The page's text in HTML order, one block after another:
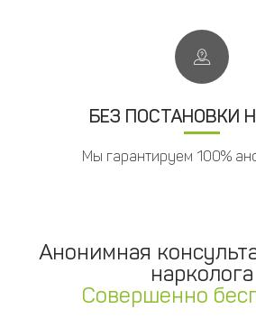
БЕЗ ПОСТАНОВКИ
Мы гарантируем 100%
Анонимная
нарколога
Совершенно